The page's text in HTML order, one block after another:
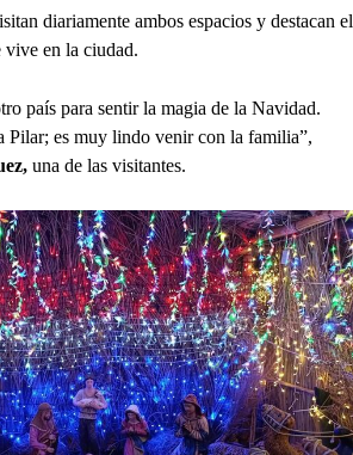
diariamente ambos espacios y destacan el
vive en la ciudad.
país para sentir la magia de la Navidad.
Pilar; es muy lindo venir con la familia”,
una de las visitantes.